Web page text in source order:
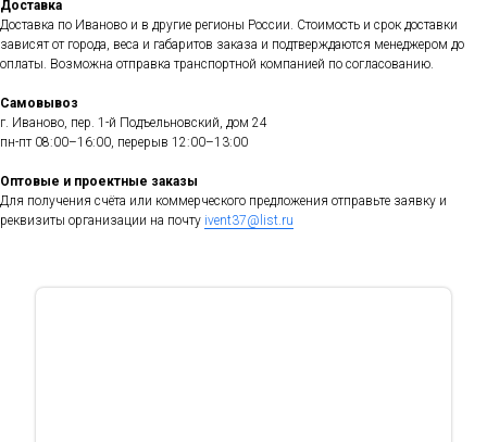
Доставка
Доставка по Иваново и в другие регионы России. Стоимость и срок доставки
зависят от города, веса и габаритов заказа и подтверждаются менеджером до
оплаты. Возможна отправка транспортной компанией по согласованию.
Самовывоз
г. Иваново, пер. 1-й Подъельновский, дом 24
пн-пт 08:00–16:00, перерыв 12:00–13:00
Оптовые и проектные заказы
Для получения счёта или коммерческого предложения отправьте заявку и
реквизиты организации на почту ivent37@list.ru